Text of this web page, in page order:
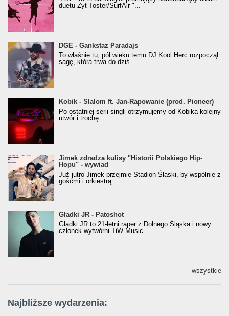
duetu Żyt Toster/SurfAir "...
donGURALesko z nagrodą za
Klasyczny/Trueschoolowy Album Roku
(Popkillery 2023)
DGE - Gankstaz Paradajs
To właśnie tu, pół wieku temu DJ Kool Herc rozpoczął
sagę, która trwa do dziś...
Kobik - Slalom ft. Jan-Rapowanie (prod. Pioneer)
[Official Music Visualiser]
Kobik - Slalom ft. Jan-Rapowanie (prod. Pioneer)
Po ostatniej serii singli otrzymujemy od Kobika kolejny
utwór i trochę...
Jimek zdradza kulisy "Historii Polskiego Hip-
Hopu" - wywiad
Jimek zdradza kulisy "Historii Polskiego Hip-
Hopu" - wywiad
Już jutro Jimek przejmie Stadion Śląski, by wspólnie z
gośćmi i orkiestrą...
Gładki JR - Patoshot
Gładki JR - Patoshot
Gładki JR to 21-letni raper z Dolnego Śląska i nowy
członek wytwórni TiW Music...
wszystkie
Najbliższe wydarzenia: